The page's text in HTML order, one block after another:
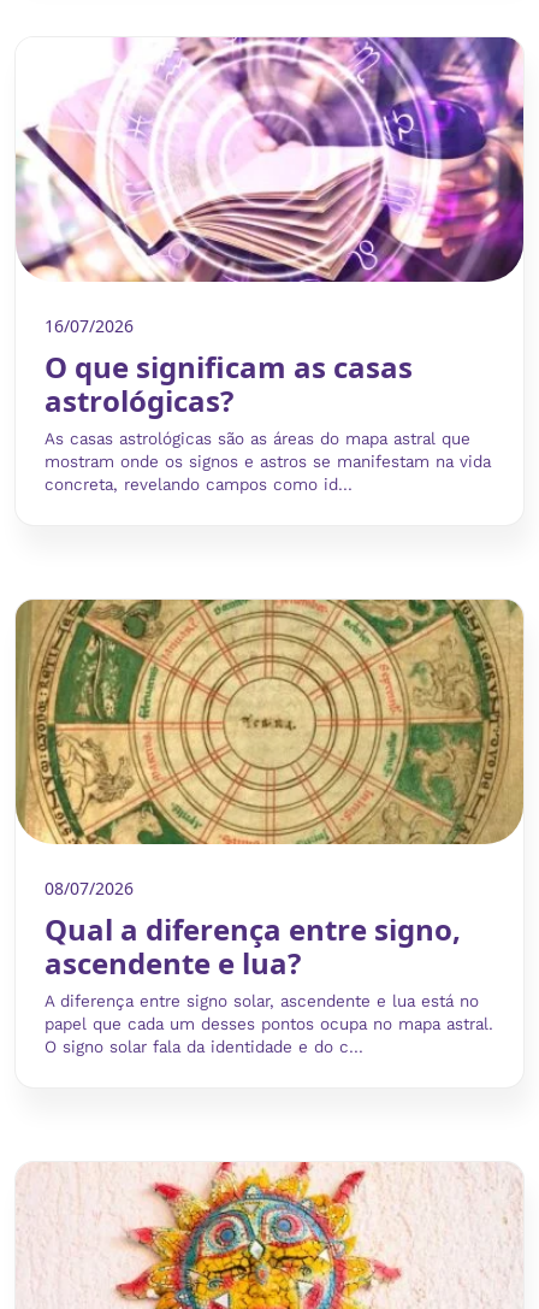
16/07/2026
O que significam as casas
astrológicas?
As casas astrológicas são as áreas do mapa astral que
mostram onde os signos e astros se manifestam na vida
concreta, revelando campos como id...
08/07/2026
Qual a diferença entre signo,
ascendente e lua?
A diferença entre signo solar, ascendente e lua está no
papel que cada um desses pontos ocupa no mapa astral.
O signo solar fala da identidade e do c...